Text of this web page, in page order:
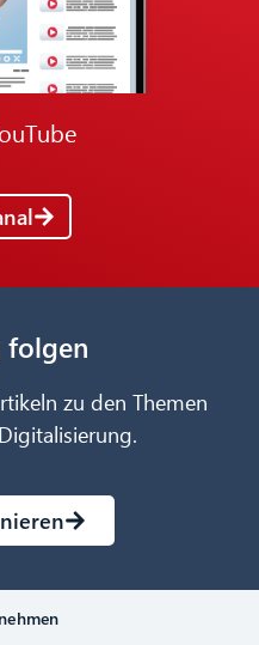
folgen
zu den Themen